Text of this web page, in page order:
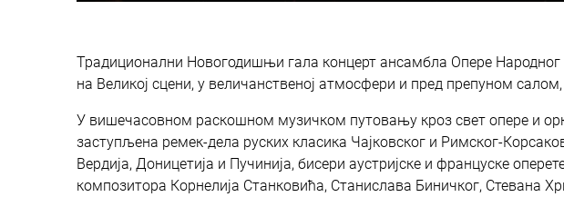
Традиционални Новогодишњи гала концерт ансамбла Опере Народног
на Великој сцени, у величанственој атмосфери и пред препуном
У вишечасовном раскошном музичком путовању кроз свет опере и
заступљена ремек-дела руских класика Чајковског и Римског-
Вердија, Доницетија и Пучинија, бисери аустријске и француске
композитора Корнелија Станковића, Станислава Биничког, Стевана